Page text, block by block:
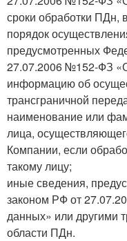
сроки обработки ПДн,
порядок
предусмотренных
27.07.2006 №152-ФЗ
информацию об
трансграничной
наименование или
лица,
Компании, если
такому лицу;
иные сведения,
законом РФ от
данных» или другими
области ПДн.